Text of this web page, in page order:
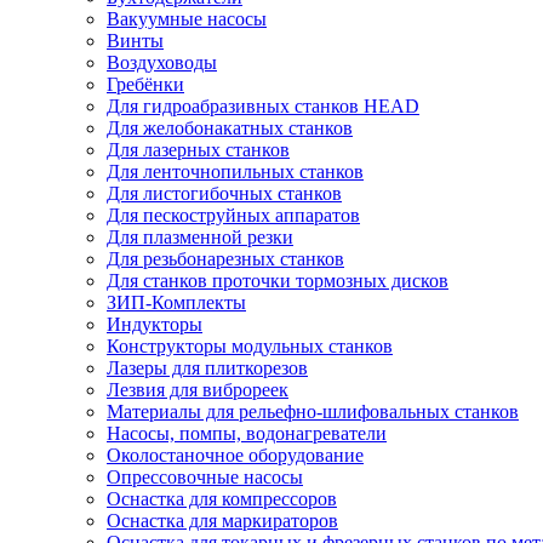
Вакуумные насосы
Винты
Воздуховоды
Гребёнки
Для гидроабразивных станков HEAD
Для желобонакатных станков
Для лазерных станков
Для ленточнопильных станков
Для листогибочных станков
Для пескоструйных аппаратов
Для плазменной резки
Для резьбонарезных станков
Для станков проточки тормозных дисков
ЗИП-Комплекты
Индукторы
Конструкторы модульных станков
Лазеры для плиткорезов
Лезвия для виброреек
Материалы для рельефно-шлифовальных станков
Насосы, помпы, водонагреватели
Околостаночное оборудование
Опрессовочные насосы
Оснастка для компрессоров
Оснастка для маркираторов